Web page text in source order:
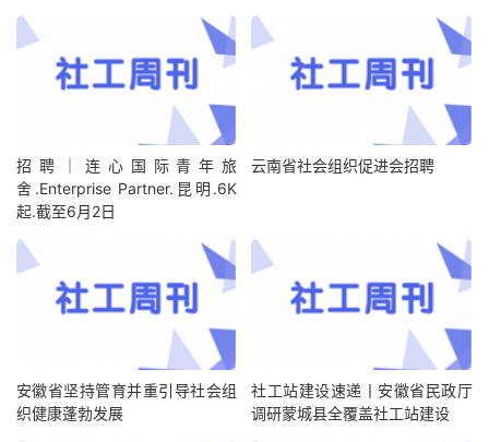
招聘｜连心国际青年旅
舍.Enterprise Partner.昆明.6K
起.截至6月2日
云南省社会组织促进会招聘
安徽省坚持管育并重引导社会组
织健康蓬勃发展
社工站建设速递丨安徽省民政厅
调研蒙城县全覆盖社工站建设